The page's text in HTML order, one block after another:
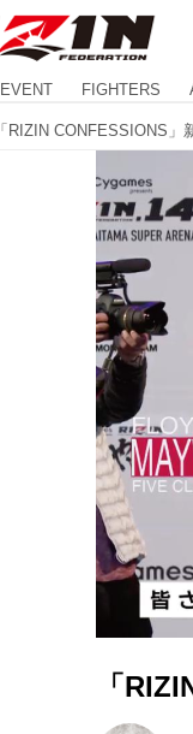
EVENT FIGHTERS
「RIZIN CONFESSIONS」
「